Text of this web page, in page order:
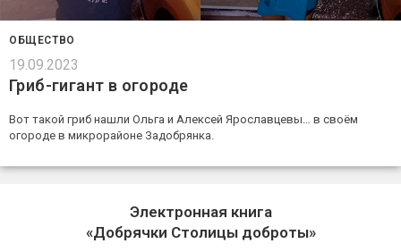
ОБЩЕСТВО
19.09.2023
Гриб-гигант в огороде
Вот такой гриб нашли Ольга и Алексей Ярославцевы… в своём
огороде в микрорайоне Задобрянка.
Электронная книга
«Добрячки Столицы доброты»